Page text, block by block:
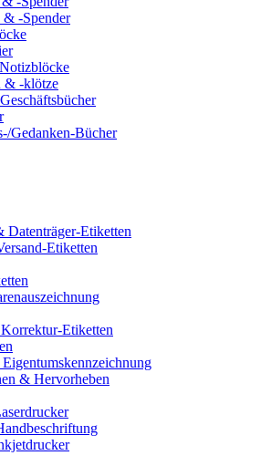
-Spender
& -klötze
Gedanken-Bücher
Etiketten
Etiketten
Etiketten
& Hervorheben